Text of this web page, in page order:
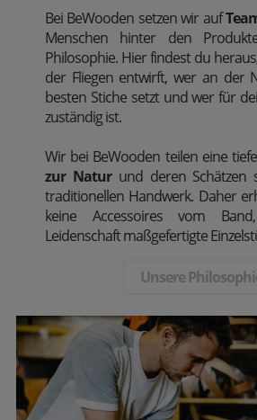
Bei BeWooden setzen wir auf
Menschen hinter den
Philosophie. Hier findest du
der Fliegen entwirft, wer an der
besten Stiche setzt und wer für
zuständig ist.
Wir bei BeWooden teilen eine tiefe
zur Naturund deren Schätzen
traditionellen Handwerk. Daher
keine Accessoires vom
Leidenschaft maßgefertigte
Unsere